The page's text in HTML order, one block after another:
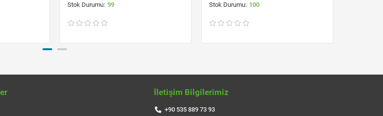
99 100
İletişim Bilgilerimiz
+90 535 889 73 93